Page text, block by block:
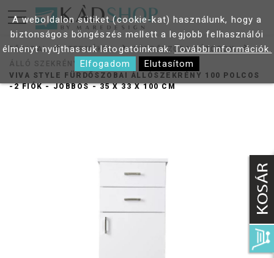
FŐOLDAL TERMÉKEK
FÜRDŐSZOBA BÚTOROK
ÁLLÓ SZEKRÉNY
VIVA STYLE FÜRDŐSZOBAI ÁLLÓSZEKRÉNY 100 POLCOS
-2 FIÓK - JOBBOS - 35 X 33 X 100 CM
A weboldalon sütiket (cookie-kat) használunk, hogy a
biztonságos böngészés mellett a legjobb felhasználói
élményt nyújthassuk látogatóinknak.További információk.
Elfogadom
Elutasítom